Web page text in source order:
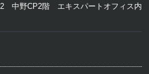
2 中野CP2階 エキスパートオフィス内